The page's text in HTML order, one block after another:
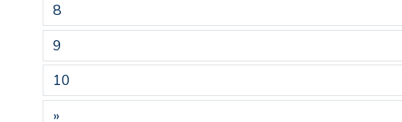
8
9
10
»